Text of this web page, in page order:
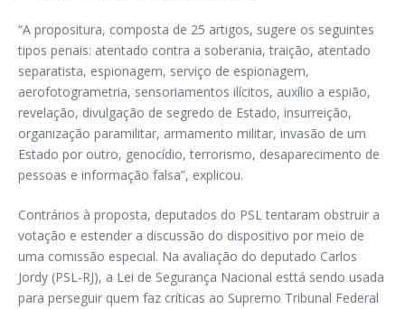
“A propositura, composta de 25 artigos, sugere os seguintes
tipos penais: atentado contra a soberania, traição, atentado
separatista, espionagem, serviço de espionagem,
aerofotogrametria, sensoriamentos ilícitos, auxílio a espião,
revelação, divulgação de segredo de Estado, insurreição,
organização paramilitar, armamento militar, invasão de um
Estado por outro, genocídio, terrorismo, desaparecimento de
pessoas e informação falsa”, explicou.
Contrários à proposta, deputados do PSL tentaram obstruir a
votação e estender a discussão do dispositivo por meio de
uma comissão especial. Na avaliação do deputado Carlos
Jordy (PSL-RJ), a Lei de Segurança Nacional esttá sendo usada
para perseguir quem faz críticas ao Supremo Tribunal Federal